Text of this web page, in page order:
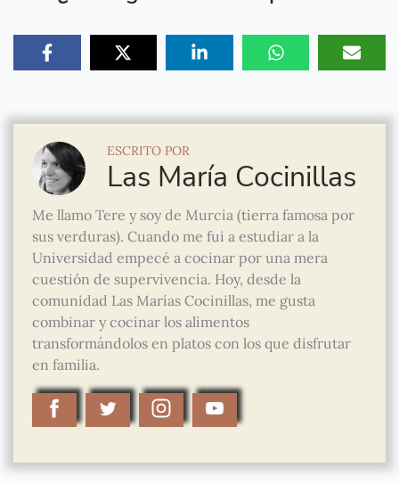
ESCRITO POR
Las María Cocinillas
Me llamo Tere y soy de Murcia (tierra famosa por
sus verduras). Cuando me fui a estudiar a la
Universidad empecé a cocinar por una mera
cuestión de supervivencia. Hoy, desde la
comunidad Las Marías Cocinillas, me gusta
combinar y cocinar los alimentos
transformándolos en platos con los que disfrutar
en familia.